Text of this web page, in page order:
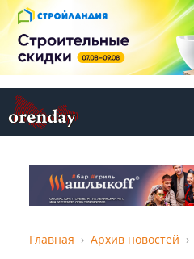
Главная Архив новостей